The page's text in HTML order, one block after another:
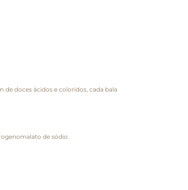
de doces ácidos e coloridos, cada bala
de sódio.